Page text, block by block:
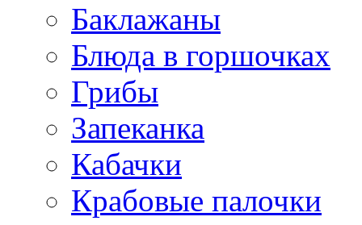
Баклажаны
Блюда в горшочках
Грибы
Запеканка
Кабачки
Крабовые палочки